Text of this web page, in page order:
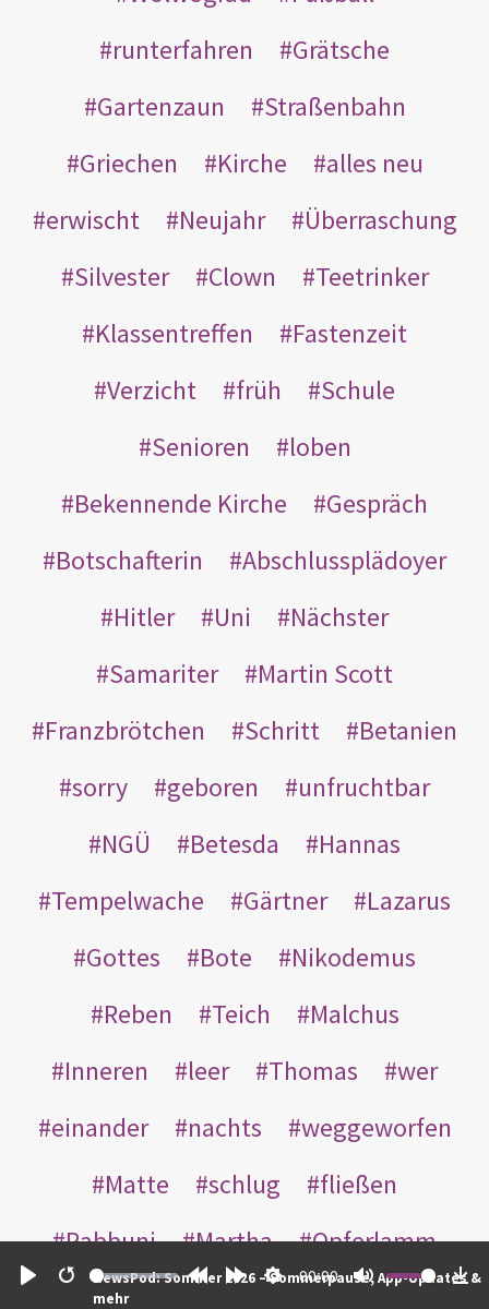
Restart
00:00
NewsPod: Sommer 2026 – Sommerpause, App-Updates &
mehr
runterfahren
Grätsche
Gartenzaun
Straßenbahn
Griechen
Kirche
alles neu
erwischt
Neujahr
Überraschung
Silvester
Clown
Teetrinker
Klassentreffen
Fastenzeit
Verzicht
früh
Schule
Senioren
loben
Bekennende Kirche
Gespräch
Botschafterin
Abschlussplädoyer
Hitler
Uni
Nächster
Samariter
Martin Scott
Franzbrötchen
Schritt
Betanien
sorry
geboren
unfruchtbar
NGÜ
Betesda
Hannas
Tempelwache
Gärtner
Lazarus
Gottes
Bote
Nikodemus
Reben
Teich
Malchus
Inneren
leer Thomas
wer
einander
nachts
weggeworfen
Matte
schlug
fließen
Rabbuni
Martha
Opferlamm
gewaschen
jüdischen